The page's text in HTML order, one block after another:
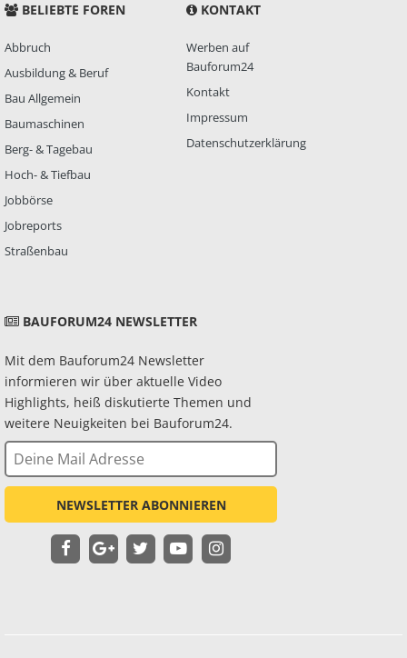
BELIEBTE FOREN
Abbruch
Ausbildung & Beruf
Bau Allgemein
Baumaschinen
Berg- & Tagebau
Hoch- & Tiefbau
Jobbörse
Jobreports
Straßenbau
KONTAKT
Werben auf
Bauforum24
Kontakt
Impressum
Datenschutzerklärung
BAUFORUM24 NEWSLETTER
Mit dem Bauforum24 Newsletter
informieren wir über aktuelle Video
Highlights, heiß diskutierte Themen und
weitere Neuigkeiten bei Bauforum24.
NEWSLETTER ABONNIEREN